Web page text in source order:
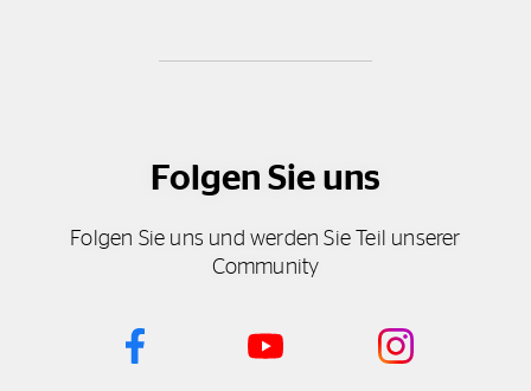
Folgen Sie uns
Folgen Sie uns und werden Sie Teil unserer
Community